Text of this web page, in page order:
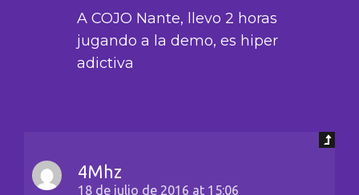
A COJO Nante, llevo 2 horas
jugando a la demo, es hiper
adictiva
4Mhz
18 de julio de 2016 at 15:06